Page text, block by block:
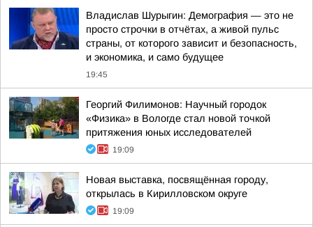
Владислав Шурыгин: Демография — это не
просто строчки в отчётах, а живой пульс
страны, от которого зависит и безопасность,
и экономика, и само будущее
19:45
Георгий Филимонов: Научный городок
«Физика» в Вологде стал новой точкой
притяжения юных исследователей
19:09
Новая выставка, посвящённая городу,
открылась в Кирилловском округе
19:09